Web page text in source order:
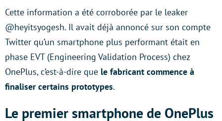
Cette information a été corroborée par le leaker
@heyitsyogesh. Il avait déjà annoncé sur son compte
Twitter qu’un smartphone plus performant était en
phase EVT (Engineering Validation Process) chez
OnePlus, c’est-à-dire que le fabricant commence à
finaliser certains prototypes.
Le premier smartphone de OnePlus